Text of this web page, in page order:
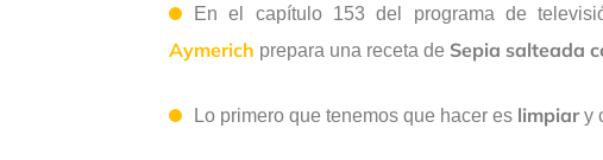
En el capítulo 153 del programa de
Aymerich prepara una receta de Sepia salteada
Lo primero que tenemos que hacer es limpiary